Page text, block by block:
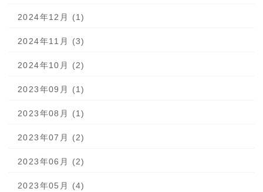
2024年12月 (1)
2024年11月 (3)
2024年10月 (2)
2023年09月 (1)
2023年08月 (1)
2023年07月 (2)
2023年06月 (2)
2023年05月 (4)